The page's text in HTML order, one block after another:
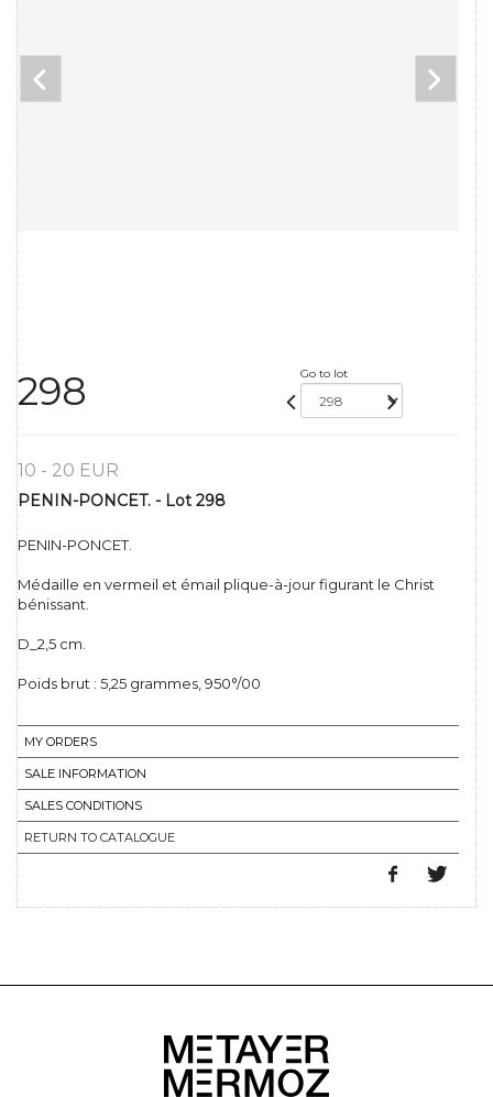
298 Go to lot
10 - 20 EUR
PENIN-PONCET. - Lot 298
PENIN-PONCET.
Médaille en vermeil et émail plique-à-jour figurant le Christ
bénissant.
D_2,5 cm.
Poids brut : 5,25 grammes, 950°/00
MY ORDERS
SALE INFORMATION
SALES CONDITIONS
RETURN TO CATALOGUE